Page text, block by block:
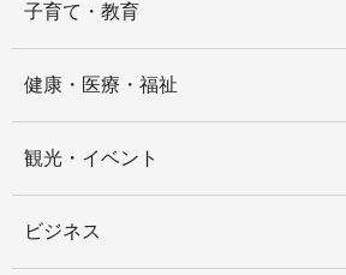
子育て・教育
健康・医療・福祉
観光・イベント
ビジネス